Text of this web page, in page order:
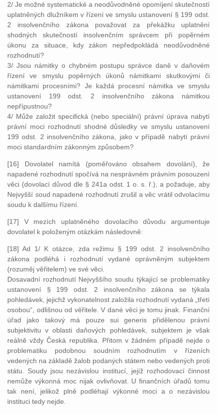
2/ Je možné systematické a neodůvodněné opomíjení skutečností
uplatněných dlužníkem v řízení ve smyslu ustanovení § 199 odst.
2 insolvenčního zákona považovat za překážku uplatnění
shodných skutečností insolvenčním správcem při popěrném
úkonu za situace, kdy zákon nepředpokládá neodůvodněné
rozhodnutí?
3/ Jsou námitky o chybném postupu správce daně v daňovém
řízení ve smyslu popěrných úkonů námitkami skutkovými či
námitkami procesními? Je každá procesní námitka ve smyslu
ustanovení 199 odst. 2 insolvenčního zákona námitkou
nepřípustnou?
4/ Může založit specifická (nebo speciální) právní úprava nabytí
právní moci rozhodnutí shodné důsledky ve smyslu ustanovení
199 odst. 2 insolvenčního zákona, jako v případě nabytí právní
moci standardním zákonným způsobem?
[16] Dovolatel namítá (poměřováno obsahem dovolání), že
napadené rozhodnutí spočívá na nesprávném právním posouzení
věci (dovolací důvod dle § 241a odst. 1 o. s. ř.), a požaduje, aby
Nejvyšší soud napadené rozhodnutí zrušil a věc vrátil odvolacímu
soudu k dalšímu řízení.
[17] V mezích uplatněného dovolacího důvodu argumentuje
dovolatel k položeným otázkám následovně:
[18] Ad 1/ K otázce, zda režimu § 199 odst. 2 insolvenčního
zákona podléhá i rozhodnutí vydané oprávněným subjektem
(rozuměj věřitelem) ve své věci.
Dosavadní rozhodnutí Nejvyššího soudu týkající se problematiky
ustanovení § 199 odst. 2 insolvenčního zákona se týkala
pohledávek, jejichž vykonatelnost založila rozhodnutí vydaná „třetí
osobou“, odlišnou od věřitele. V dané věci je tomu jinak. Finanční
úřad jako takový má pouze sui generis přidělenou právní
subjektivitu v oblasti daňových pohledávek, subjektem je však
reálně vždy Česká republika. Přitom v žádném případě nejde o
problematiku podobnou soudním rozhodnutím v řízeních
vedených na základě žalob podaných státem nebo vedených proti
státu. Soudy jsou nezávislou institucí, jejíž rozhodovací činnost
nemůže výkonná moc nijak ovlivňovat. U finančních úřadů tomu
tak není, jelikož plně podléhají výkonné moci a o nezávislou
instituci tedy nejde.